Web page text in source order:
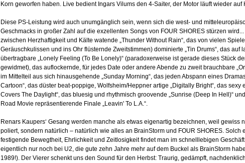
Korn geworfen haben. Live bedient Ingars Vilums den 4-Saiter, der Motor läuft wieder auf
Diese PS-Leistung wird auch unumgänglich sein, wenn sich die west- und
Geschmacks in großer Zahl auf die exzellenten Songs von FOUR SHORES stürzen
zwischen Herzhaftigkeit und Kälte watende „Thunder Without Rain“, das von vielen
Geräuschkulissen und ins Ohr flüsternde Zweitstimmen) dominierte „Tin Drums“, das auf
übertragbare „Lonely Feeling (To Be Lonely)“ (paradoxerweise ist gerade dieses Stück
gewidmet), das auflockernde, für jedes Date oder andere Abende zu zweit brauchbare
im Mittelteil aus sich hinausgehende „Sunday Morning“, das jeden Abspann eines
Cartoon“, das düster beat-poppige, Wolfsheim/Heppner artige „Digitally Bright“, das sexy
Covers The Daylight“, das bluesig und rhythmisch groovende „Sunrise (Deep In Hell)“
Road Movie repräsentierende Finale „Leavin' To L.A.“.
Renars Kaupers‘ Gesang werden manche als etwas eigenartig bezeichnen, weil gewiss
poliert, sondern natürlich – natürlich wie alles an BrainStorm und FOUR SHORES. Solch
festigende Bewegtheit, Ehrlichkeit und Zeitlosigkeit findet man im schnelllebigen
eigentlich nur noch bei U2, die gute zehn Jahre mehr auf dem Buckel als BrainStorm
1989!). Der Vierer schenkt uns den Sound für den Herbst: Traurig, gedämpft,